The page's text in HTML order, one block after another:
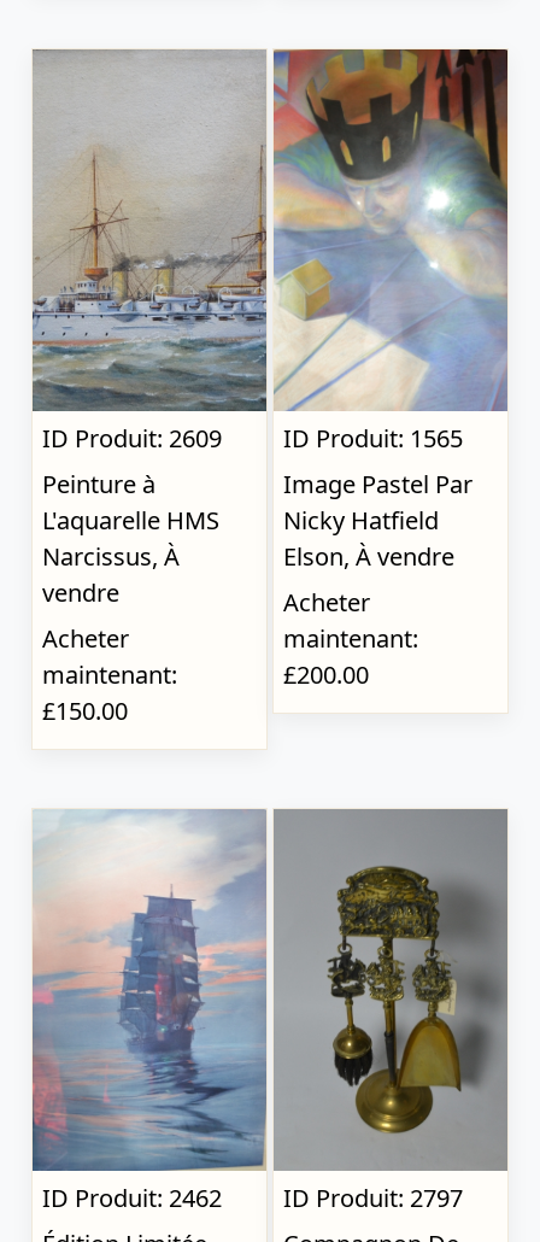
ID Produit: 2609
Peinture à
L'aquarelle HMS
Narcissus, À
vendre
Acheter
maintenant:
£150.00
ID Produit: 1565
Image Pastel Par
Nicky Hatfield
Elson, À vendre
Acheter
maintenant:
£200.00
ID Produit: 2462
ID Produit: 2797